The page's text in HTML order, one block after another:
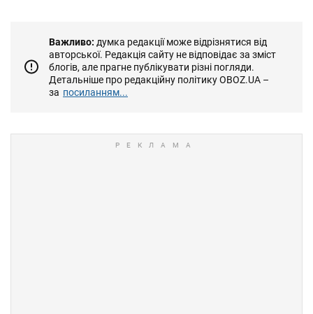
Важливо: думка редакції може відрізнятися від
авторської. Редакція сайту не відповідає за зміст
блогів, але прагне публікувати різні погляди.
Детальніше про редакційну політику OBOZ.UA –
за посиланням...